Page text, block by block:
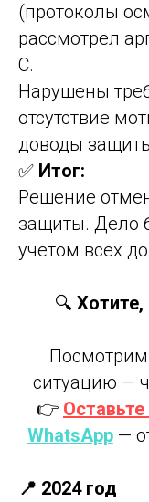
(протоколы
рассмотрел
С.
Нарушены
отсутствие
доводы
✅ Итог:
Решение
защиты. Дело
учетом всех
🔍
ситуацию —
👉 Оставьте
WhatsApp—
📍 2024 год